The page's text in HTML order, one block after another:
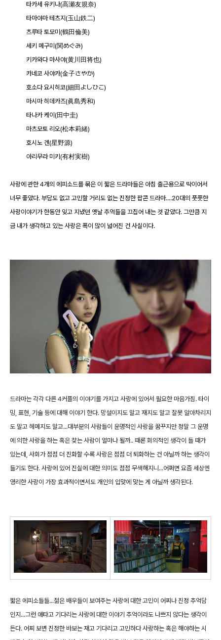
타카세 유키나(高瀬友規奈)
타마야마 테츠지(玉山鉄二)
츠루타 토모미(鶴田倫美)
세키 메구미(関めぐみ)
키카와다 마사야(黄川田将也)
카네코 사야카(金子さやか)
호소다 요시히코(細田よしひこ)
마시마 히데카즈(眞島秀和)
타나카 케이(田中圭)
마츠모토 리오(松本莉緒)
호시노 겐(星野源)
아리무라 미키(有村実樹)
사랑에 관한 4개의 에피소드를 묶은 이 짧은 드라마들은 아침 출근용으로 딱이어서
너무 좋았다. 부담도 없고 고민할 거리도 없는 진정한 팝콘 드라마....20대의 풋풋한
사랑이야기가 한동안 잊고 지냈던 옛날 추억들을 끄집어 내는 것 같았다. 그만큼 지
금 내가 생각하고 있는 사랑은 폭이 많이 넓어진 건 사실이다.
드라마는 각각 다른 4커플의 이야기를 가지고 사랑에 있어서 필요한 마음가짐. 타이
밍, 표현, 기술 등에 대해 이야기 한다. 망설이지도 말고 재지도 말고 잘못 알아차리지
도 말고 헤메지도 말고...대부분의 사람들이 운명적인 사랑을 꿈꾸지만 정말 그 운명
에 의한 사랑을 하는 혹은 찾는 사람이 얼마나 될까.. 때론 회의적인 생각이 들 때가
있는데, 사회가 점점 더 진화할 수록 사랑은 점점 더 퇴화하는 건 아닐까 하는 생각이
들기도 한다. 사랑에 있어 진실에 대한 의미도 점점 무색해지니...어쩌면 요즘 세상엔
영리한 사랑이 가장 효과적이면서도 개인의 입맞에 맞는 게 아닐까 생각된다.
짧은 에피소들들...젊은 배우들이 보여주는 사랑에 대한 고민이 어찌나 진정 추억담
인지...그런 애타고 기다리는 사랑에 대한 이야기 추억이라도 나쁘지 않다는 생각이
든다. 어찌 보변 진정한 바보는 재고 기다리고 고민하다 사랑하는 혹은 해야하는 시